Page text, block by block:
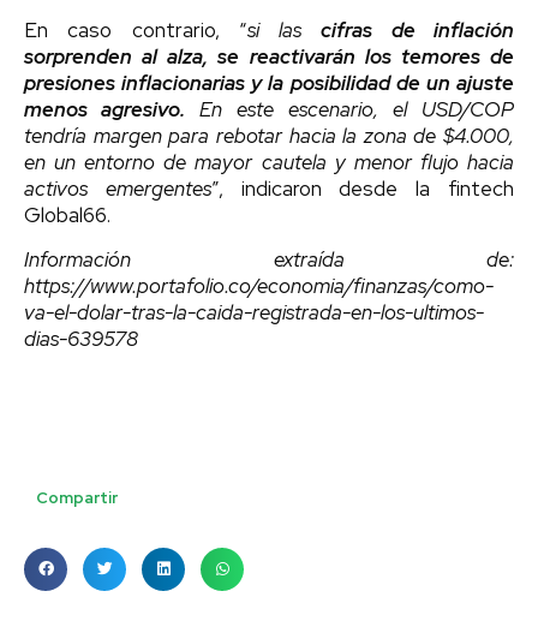
En caso contrario, “si lascifras de inflación
sorprenden al alza, se reactivarán los temores de
presiones inflacionarias y la posibilidad de un ajuste
menos agresivo. En este escenario, el USD/COP
tendría margen para rebotar hacia la zona de $4.000,
en un entorno de mayor cautela y menor flujo hacia
activos emergentes”, indicaron desde la fintech
Global66.
Información extraída de:
https://www.portafolio.co/economia/finanzas/como-
va-el-dolar-tras-la-caida-registrada-en-los-ultimos-
dias-639578
Compartir